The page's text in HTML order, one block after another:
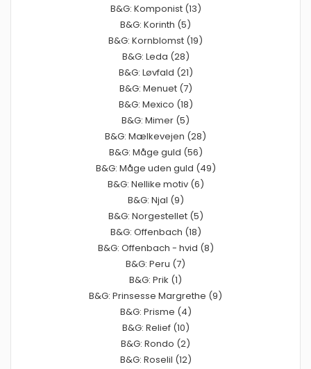
B&G: Komponist (13)
B&G: Korinth (5)
B&G: Kornblomst (19)
B&G: Leda (28)
B&G: Løvfald (21)
B&G: Menuet (7)
B&G: Mexico (18)
B&G: Mimer (5)
B&G: Mælkevejen (28)
B&G: Måge guld (56)
B&G: Måge uden guld (49)
B&G: Nellike motiv (6)
B&G: Njal (9)
B&G: Norgestellet (5)
B&G: Offenbach (18)
B&G: Offenbach - hvid (8)
B&G: Peru (7)
B&G: Prik (1)
B&G: Prinsesse Margrethe (9)
B&G: Prisme (4)
B&G: Relief (10)
B&G: Rondo (2)
B&G: Roselil (12)